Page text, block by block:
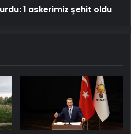
1 askerimiz şehit oldu